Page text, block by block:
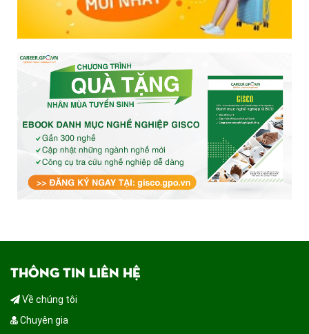
THÔNG TIN LIÊN HỆ
Về chúng tôi
Chuyên gia